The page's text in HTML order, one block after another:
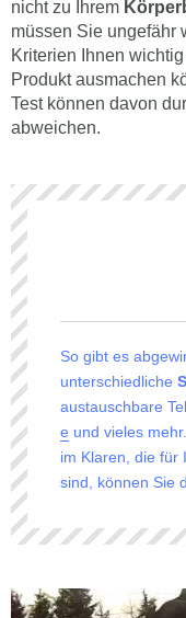
nicht zu Ihrem
müssen Sie ungefähr
Kriterien Ihnen
Produkt ausmachen
Test können davon
abweichen.
So gibt es
unterschiedliche
austauschbare
e und vieles
im Klaren, die für
sind, können Sie